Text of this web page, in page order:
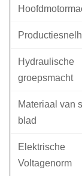
Hydraulische
groepsmacht
Materiaal van
blad
Elektrische
Voltagenorm